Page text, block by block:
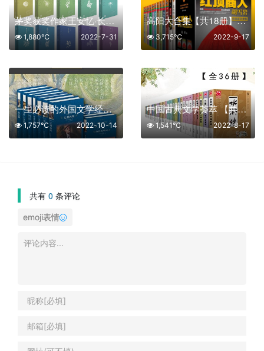
茅奖获奖作家王安忆·长篇小说【共10册】【epub格式】【5.49MB】【编号：688552】
2022-7-31
1,880℃
高阳大合集【共18册】【epub格式】【37.7MB】【编号：463870】
2022-9-17
3,715℃
一生必读的外国文学经典【共35册】【epub格式】【32.5MB】【编号：710031】
2022-10-14
1,757℃
中国古典文学荟萃 【共36册】【epub格式】【40MB】【编号：120879】
2022-8-17
1,541℃
共有 0 条评论
emoji表情